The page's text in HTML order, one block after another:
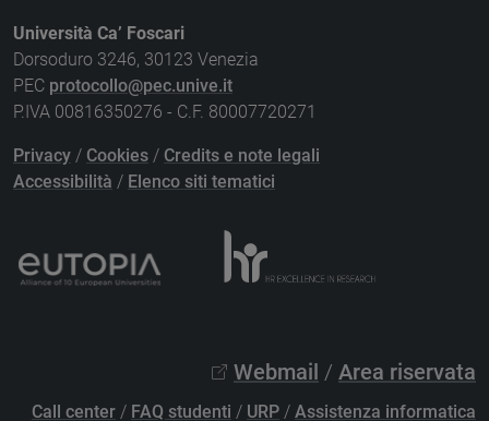
Università Ca’ Foscari
Dorsoduro 3246, 30123 Venezia
PEC protocollo@pec.unive.it
P.IVA 00816350276 - C.F. 80007720271
Privacy / Cookies / Credits e note legali
Accessibilità / Elenco siti tematici
Webmail / Area riservata
Call center / FAQ studenti / URP / Assistenza informatica